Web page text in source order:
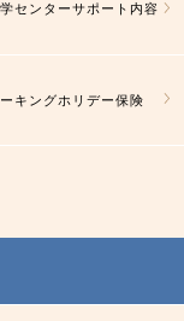
センターサポート内容
キングホリデー保険